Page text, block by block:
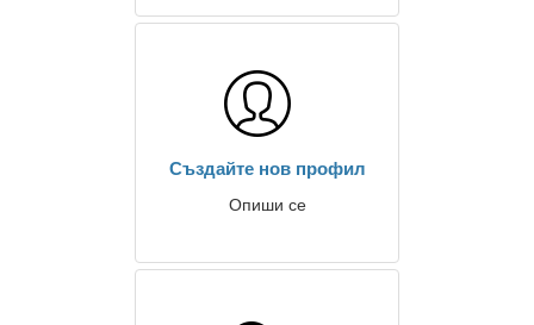
Създайте нов профил
Опиши се